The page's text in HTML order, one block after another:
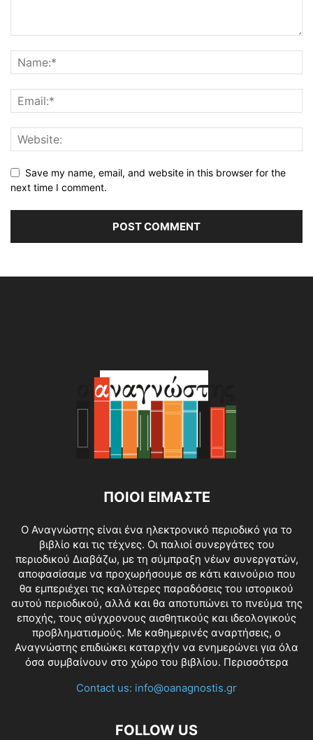
Save my name, email, and website in this browser for the
next time I comment.
ΠΟΙΟΙ ΕΙΜΑΣΤΕ
O Αναγνώστης είναι ένα ηλεκτρονικό περιοδικό για το
βιβλίο και τις τέχνες. Οι παλιοί συνεργάτες του
περιοδικού Διαβάζω, με τη σύμπραξη νέων συνεργατών,
αποφασίσαμε να προχωρήσουμε σε κάτι καινούριο που
θα εμπεριέχει τις καλύτερες παραδόσεις του ιστορικού
αυτού περιοδικού, αλλά και θα αποτυπώνει το πνεύμα της
εποχής, τους σύγχρονους αισθητικούς και ιδεολογικούς
προβληματισμούς. Με καθημερινές αναρτήσεις, ο
Αναγνώστης επιδιώκει καταρχήν να ενημερώνει για όλα
όσα συμβαίνουν στο χώρο του βιβλίου. Περισσότερα
Contact us: info@oanagnostis.gr
FOLLOW US